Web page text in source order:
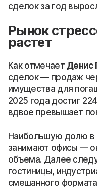
сделок за год
Рынок
растет
Как отмечает Денис
сделок — продаж
имущества для
2025 года достиг
вдвое превышает
Наибольшую долю в
занимают офисы —
объема. Далее
гостиницы,
смешанного